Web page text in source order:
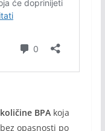
BPAkoja
opasnosti po